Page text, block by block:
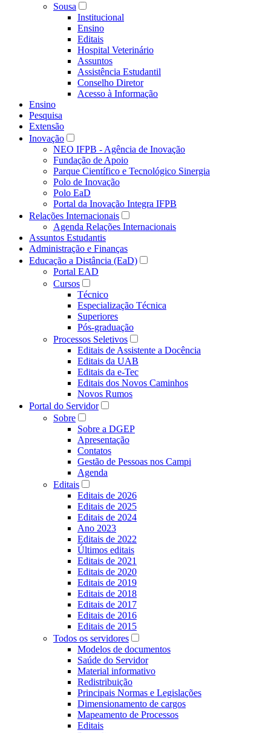
Sousa
Institucional
Ensino
Editais
Hospital Veterinário
Assuntos
Assistência Estudantil
Conselho Diretor
Acesso à Informação
Ensino
Pesquisa
Extensão
Inovação
NEO IFPB - Agência de Inovação
Fundação de Apoio
Parque Científico e Tecnológico Sinergia
Polo de Inovação
Polo EaD
Portal da Inovação Integra IFPB
Relações Internacionais
Agenda Relações Internacionais
Assuntos Estudantis
Administração e Finanças
Educação a Distância (EaD)
Portal EAD
Cursos
Técnico
Especialização Técnica
Superiores
Pós-graduação
Processos Seletivos
Editais de Assistente a Docência
Editais da UAB
Editais da e-Tec
Editais dos Novos Caminhos
Novos Rumos
Portal do Servidor
Sobre
Sobre a DGEP
Apresentação
Contatos
Gestão de Pessoas nos Campi
Agenda
Editais
Editais de 2026
Editais de 2025
Editais de 2024
Ano 2023
Editais de 2022
Últimos editais
Editais de 2021
Editais de 2020
Editais de 2019
Editais de 2018
Editais de 2017
Editais de 2016
Editais de 2015
Todos os servidores
Modelos de documentos
Saúde do Servidor
Material informativo
Redistribuição
Principais Normas e Legislações
Dimensionamento de cargos
Mapeamento de Processos
Editais